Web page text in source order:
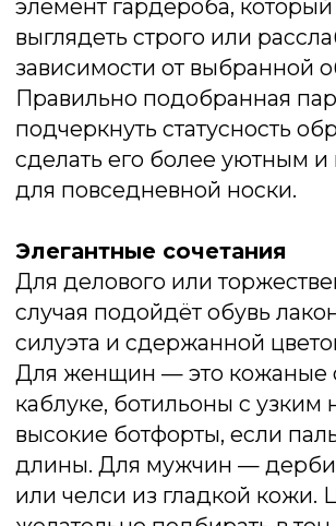
Таким образом, одна и та же модель
классического пальто может выглядеть
строго или расслабленно — всё зависит
от того, какую обувь вы подберёте.
Главное — сохранить общую стилистику
и учитывать пропорции фигуры.